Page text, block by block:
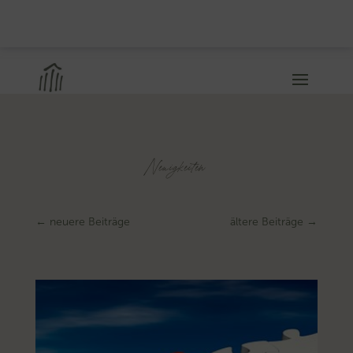
Neuigkeiten
← neuere Beiträge ältere Beiträge →